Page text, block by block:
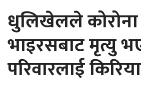
धुलिखेलले कोरोना
भाइरसबाट मृत्यु
परिवारलाई